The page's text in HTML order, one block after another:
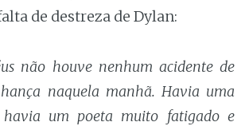
de destreza de Dylan:
não houve nenhum acidente de
naquela manhã. Havia uma
havia um poeta muito fatigado e